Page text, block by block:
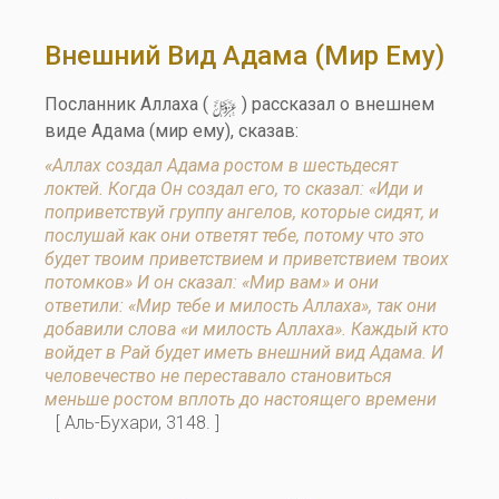
Внешний Вид Адама (мир Ему)
Посланник Аллаха ( y ) рассказал о внешнем
виде Адама (мир ему), сказав:
«Аллах создал Адама ростом в шестьдесят
локтей. Когда Он создал его, то сказал: «Иди и
поприветствуй группу ангелов, которые сидят, и
послушай как они ответят тебе, потому что это
будет твоим приветствием и приветствием твоих
потомков» И он сказал: «Мир вам» и они
ответили: «Мир тебе и милость Аллаха», так они
добавили слова «и милость Аллаха». Каждый кто
войдет в Рай будет иметь внешний вид Адама. И
человечество не переставало становиться
меньше ростом вплоть до настоящего времени
[ Аль-Бухари, 3148. ]